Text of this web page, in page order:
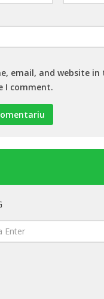
email, and website
I comment.